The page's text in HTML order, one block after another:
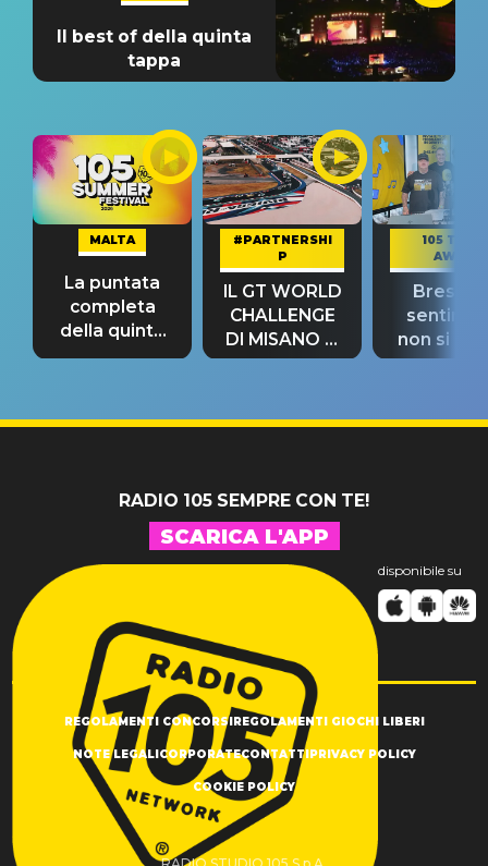
Il best of della quinta
tappa
MALTA
La puntata
completa
della quinta
tappa
#PARTNERSHI
P
IL GT WORLD
CHALLENGE
DI MISANO si
riconferma
105 TAKE
AWAY
Bresh:
non si
fino alla
RADIO 105 SEMPRE CON TE!
SCARICA L'APP
disponibile su
REGOLAMENTI CONCORSIREGOLAMENTI GIOCHI LIBERI
NOTE LEGALICORPORATECONTATTIPRIVACY POLICY
COOKIE POLICY